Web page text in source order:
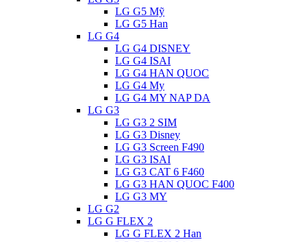
LG G5 Mỹ
LG G5 Han
LG G4
LG G4 DISNEY
LG G4 ISAI
LG G4 HAN QUOC
LG G4 My
LG G4 MY NAP DA
LG G3
LG G3 2 SIM
LG G3 Disney
LG G3 Screen F490
LG G3 ISAI
LG G3 CAT 6 F460
LG G3 HAN QUOC F400
LG G3 MY
LG G2
LG G FLEX 2
LG G FLEX 2 Han